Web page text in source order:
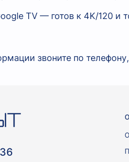
TV — готов к 4K/120 и
звоните по